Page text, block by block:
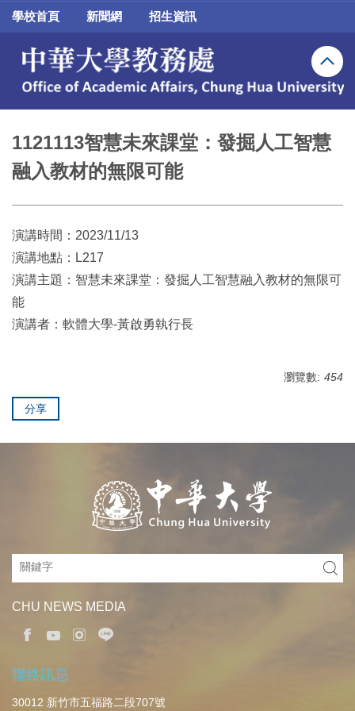
跳
區
學校首頁 新聞網 招生資訊
1121113智慧未來課堂：發掘人工智慧
融入教材的無限可能
演講時間：2023/11/13
演講地點：L217
演講主題：智慧未來課堂：發掘人工智慧融入教材的無限可
能
演講者：軟體大學-黃啟勇執行長
瀏覽數: 454
分享
CHU NEWS MEDIA
聯絡訊息
30012 新竹市五福路二段707號